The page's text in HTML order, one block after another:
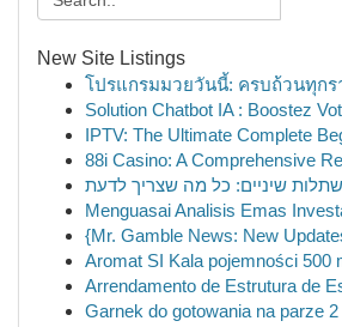
New Site Listings
โปรแกรมมวยวันนี้: ครบถ้วนทุกร
Solution Chatbot IA : Boostez
IPTV: The Ultimate Complete
88i Casino: A Comprehensive
שיניים: כל מה שצריך לדעת
Menguasai Analisis Emas
{Mr. Gamble News: New
Aromat SI Kala pojemności 500
Arrendamento de Estrutura de
Garnek do gotowania na parze